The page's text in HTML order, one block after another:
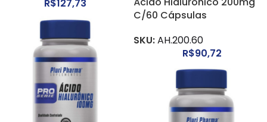
R$127,73
C/60 Cápsulas
SKU:AH.200.60
R$90,72